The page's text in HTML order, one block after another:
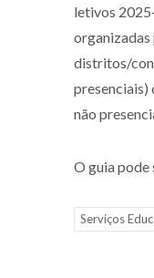
letivos
distritos/
presenciais)
não
O guia pode
Serviços